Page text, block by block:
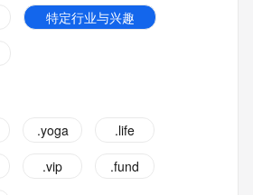
特定行业与兴趣
.yoga
.life
.vip
.fund